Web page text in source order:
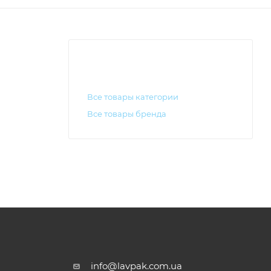
Все товары категории
Все товары бренда
info@lavpak.com.ua